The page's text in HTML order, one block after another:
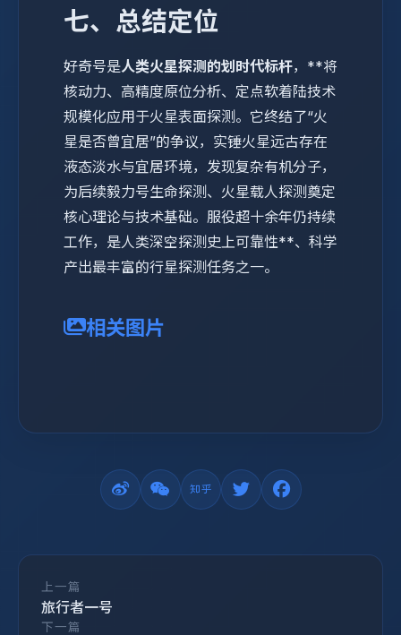
七、总结定位
好奇号是人类火星探测的划时代标杆，**将
核动力、高精度原位分析、定点软着陆技术
规模化应用于火星表面探测。它终结了“火
星是否曾宜居”的争议，实锤火星远古存在
液态淡水与宜居环境，发现复杂有机分子，
为后续毅力号生命探测、火星载人探测奠定
核心理论与技术基础。服役超十余年仍持续
工作，是人类深空探测史上可靠性**、科学
产出最丰富的行星探测任务之一。
相关图片
上一篇
旅行者一号
下一篇